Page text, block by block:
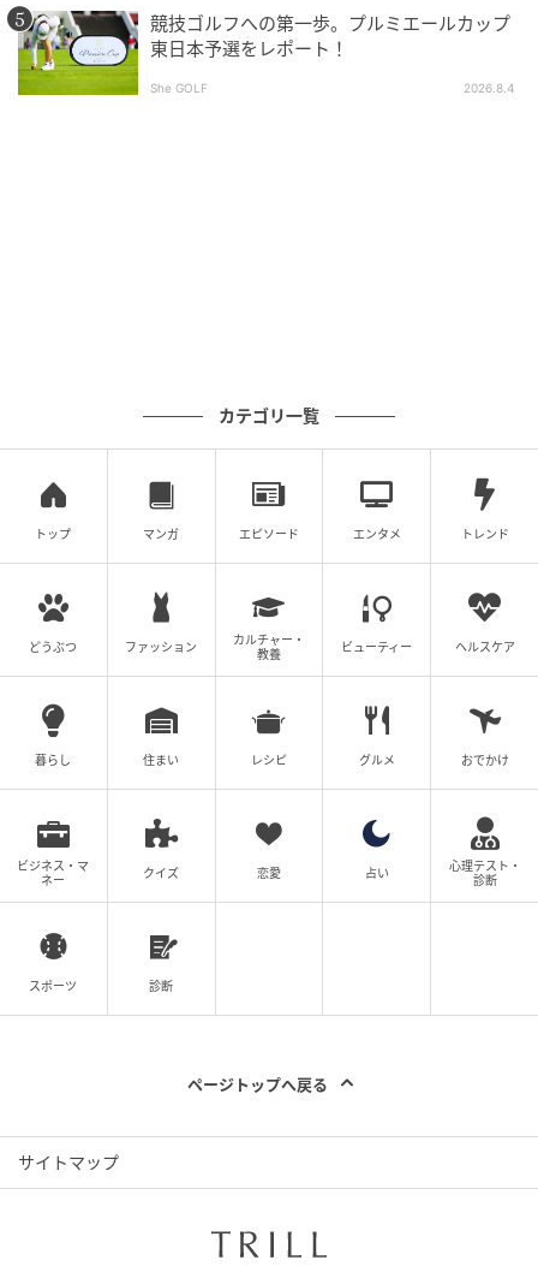
競技ゴルフへの第一歩。プルミエールカップ
東日本予選をレポート！
She GOLF 2026.8.4
カテゴリ一覧
トップ マンガ エピソード エンタメ トレンド
どうぶつ ファッション
カルチャー・
教養
ビューティー ヘルスケア
暮らし 住まい レシピ グルメ おでかけ
ビジネス・マ
ネー
クイズ 恋愛 占い
心理テスト・
診断
スポーツ 診断
ページトップへ戻る
サイトマップ